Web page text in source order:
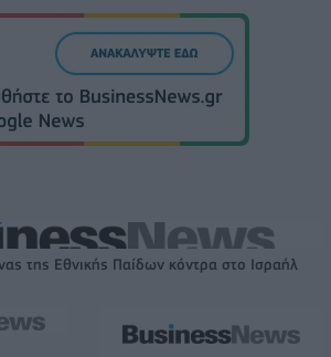
της Εθνικής Παίδων κόντρα στο Ισραήλ